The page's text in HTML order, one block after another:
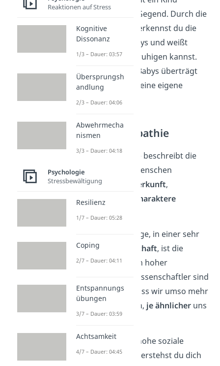
lautstark durch die Gegend. Durch die
kognitive Empathie erkennst du die
Gefühlslage des Babys und weißt
genau, wie du es beruhigen kannst.
Die Traurigkeit des Babys überträgt
sich aber nicht auf deine eigene
Stimmung.
Die soziale Empathie
Die soziale Empathie beschreibt die
Fähigkeit, sich auf Menschen
unterschiedlicher
Herkunft,
Altersgruppe
Charaktere
einzustellen.
Besonders heutzutage, in einer sehr
vielfältigen Gesellschaft, ist die
soziale Empathie von hoher
Bedeutung. Denn Wissenschaftler sind
davon überzeugt, dass wir umso mehr
Empathie empfinden, je ähnlicheruns
eine Person ist.
Wenn du über eine hohe soziale
Empathie verfügst, verstehst du dich
Reaktionen auf Stress
Kognitive
Dissonanz
1/3 – Dauer: 03:57
Übersprungsh
andlung
2/3 – Dauer: 04:06
Abwehrmecha
nismen
3/3 – Dauer: 04:18
Psychologie
Stressbewältigung
Resilienz
1/7 – Dauer: 05:28
Coping
2/7 – Dauer: 04:11
Entspannungs
übungen
3/7 – Dauer: 03:59
Achtsamkeit
4/7 – Dauer: 04:45